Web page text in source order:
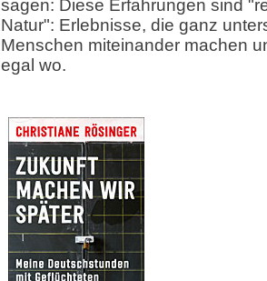
sagen: Diese Erfahrungen sind
Natur": Erlebnisse, die ganz
Menschen miteinander machen
egal wo.